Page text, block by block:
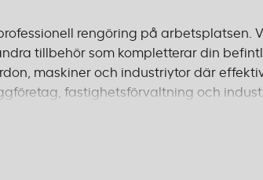
rengöring på arbetsplatsen.
tillbehör som kompletterar din
maskiner och industriytor där
fastighetsförvaltning och
inom 1–2 dagar och fri frakt från 995 kr.